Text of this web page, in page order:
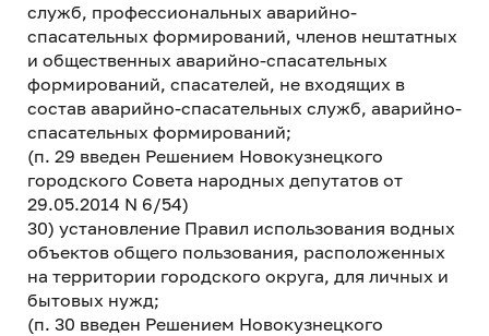
служб, профессиональных аварийно-
спасательных формирований, членов нештатных
и общественных аварийно-спасательных
формирований, спасателей, не входящих в
состав аварийно-спасательных служб, аварийно-
спасательных формирований;
(п. 29 введен Решением Новокузнецкого
городского Совета народных депутатов от
29.05.2014 N 6/54)
30) установление Правил использования водных
объектов общего пользования, расположенных
на территории городского округа, для личных и
бытовых нужд;
(п. 30 введен Решением Новокузнецкого